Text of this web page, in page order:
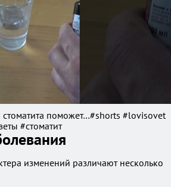
стоматита поможет…#shorts #lovisovet
#стоматит
изменений различают несколько